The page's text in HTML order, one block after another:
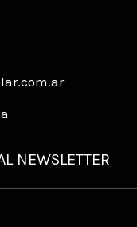
NEWSLETTER